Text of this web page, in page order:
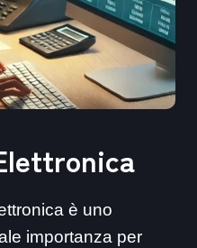
è uno
importanza per